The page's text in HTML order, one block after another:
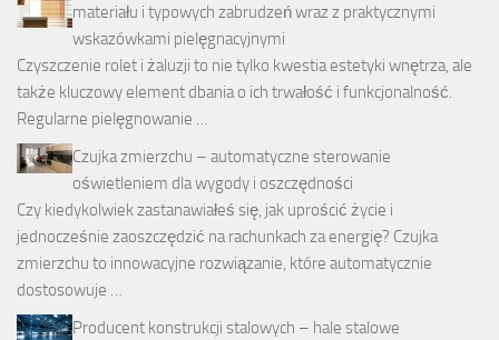
materiału i typowych zabrudzeń wraz z praktycznymi
wskazówkami pielęgnacyjnymi
Czyszczenie rolet i żaluzji to nie tylko kwestia estetyki wnętrza, ale
także kluczowy element dbania o ich trwałość i funkcjonalność.
Regularne pielęgnowanie …
Czujka zmierzchu – automatyczne sterowanie
oświetleniem dla wygody i oszczędności
Czy kiedykolwiek zastanawiałeś się, jak uprościć życie i
jednocześnie zaoszczędzić na rachunkach za energię? Czujka
zmierzchu to innowacyjne rozwiązanie, które automatycznie
dostosowuje …
Producent konstrukcji stalowych – hale stalowe